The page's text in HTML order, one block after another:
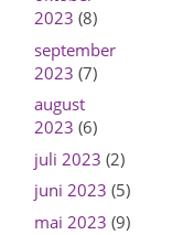
2023 (8)
september
2023 (7)
august
2023 (6)
juli 2023 (2)
juni 2023 (5)
mai 2023 (9)